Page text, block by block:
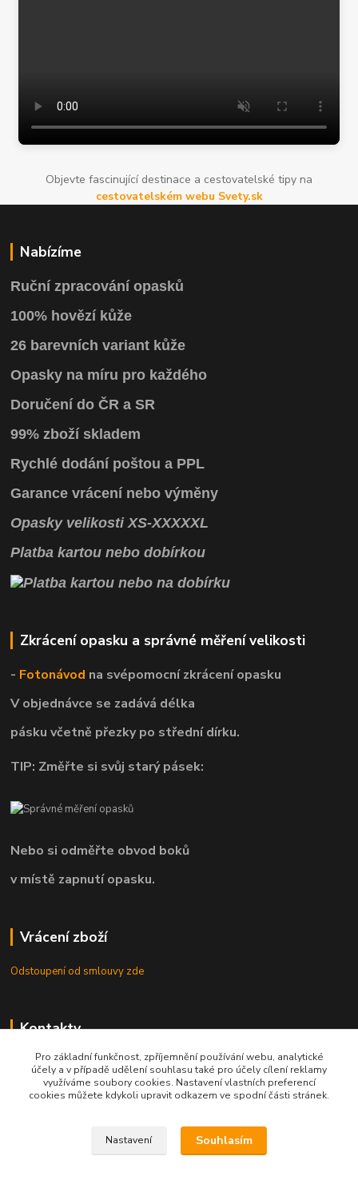
Objevte fascinující destinace a cestovatelské tipy na
cestovatelském webu Svety.sk
Nabízíme
Ruční zpracování opasků
100% hovězí kůže
26 barevních variant kůže
Opasky na míru pro každého
Doručení do ČR a SR
99% zboží skladem
Rychlé dodání poštou a PPL
Garance vrácení nebo výměny
OpaskyvelikostiXS-XXXXXL
Platba kartou nebo dobírkou
Zkrácení opasku a správné měření velikosti
- Fotonávod na svépomocnízkrácení opasku
V objednávce se zadává délka
pásku včetně přezky po střední dírku.
TIP: Změřte si svůj starý pásek:
Nebo si odměřte obvod boků
v místě zapnutí opasku.
Vrácení zboží
Odstoupení od smlouvy zde
Kontakty
8.00 - 22.00 / info@opasky.biz
Pro základní funkčnost, zpříjemnění používání webu, analytické
účely a v případě udělení souhlasu také pro účely cílení reklamy
využíváme soubory cookies. Nastavení vlastních preferencí
cookies můžete kdykoli upravit odkazem ve spodní části stránek.
Nastavení Souhlasím